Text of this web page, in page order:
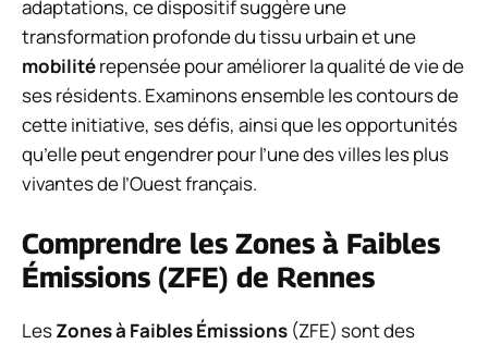
adaptations, ce dispositif suggère une
transformation profonde du tissu urbain et une
mobilitérepensée pour améliorer la qualité de vie de
ses résidents. Examinons ensemble les contours de
cette initiative, ses défis, ainsi que les opportunités
qu’elle peut engendrer pour l’une des villes les plus
vivantes de l’Ouest français.
Comprendre les Zones à Faibles
Émissions (ZFE) de Rennes
LesZones à Faibles Émissions (ZFE) sont des